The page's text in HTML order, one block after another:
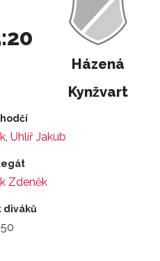
Házená
Kynžvart
, Uhlíř Jakub
Zdeněk
diváků